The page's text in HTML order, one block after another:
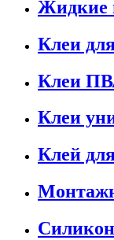
Жидкие
Клеи
Клеи
Клеи
Клей